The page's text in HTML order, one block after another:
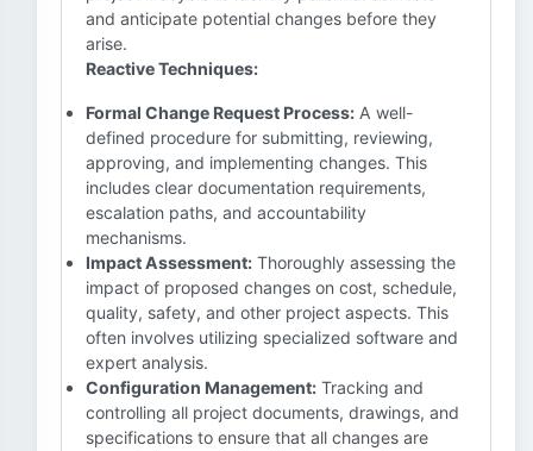
and anticipate potential changes before they
arise.
Reactive Techniques:
Formal Change Request Process: A well-
defined procedure for submitting, reviewing,
approving, and implementing changes. This
includes clear documentation requirements,
escalation paths, and accountability
mechanisms.
Impact Assessment: Thoroughly assessing the
impact of proposed changes on cost, schedule,
quality, safety, and other project aspects. This
often involves utilizing specialized software and
expert analysis.
Configuration Management: Tracking and
controlling all project documents, drawings, and
specifications to ensure that all changes are